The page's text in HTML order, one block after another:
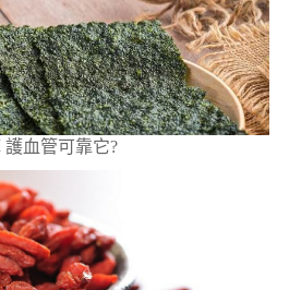
血管可靠它?